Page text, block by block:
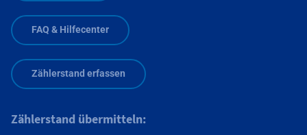
FAQ & Hilfecenter
Zählerstand erfassen
Zählerstand übermitteln: